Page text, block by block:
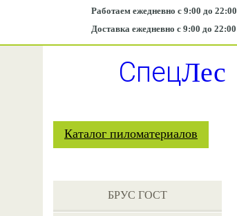
Работаем ежедневно с 9:00 до 22:00
Доставка ежедневно с 9:00 до 22:00
СпецЛес
Каталог пиломатериалов
БРУС ГОСТ